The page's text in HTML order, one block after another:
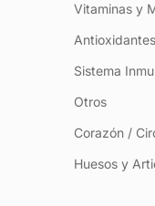
Vitaminas y
Antioxidantes
Sistema
Otros
Corazón /
Huesos y